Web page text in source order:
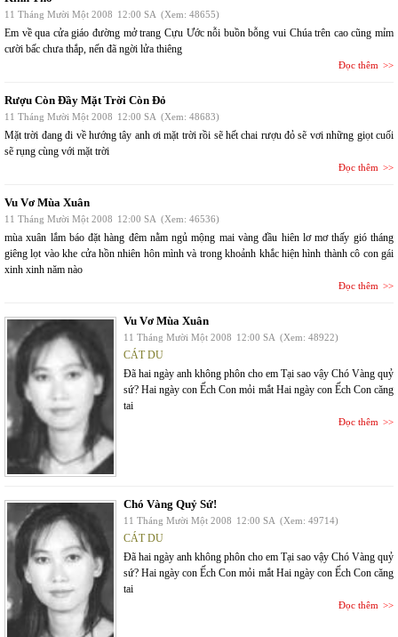
11 Tháng Mười Một 2008 12:00 SA (Xem: 48655)
Em về qua cửa giáo đường mở trang Cựu Ước nỗi buồn bỗng vui Chúa trên cao cũng mỉm
cười bấc chưa thắp, nến đã ngời lửa thiêng
Đọc thêm
Rượu Còn Đầy Mặt Trời Còn Đỏ
11 Tháng Mười Một 2008 12:00 SA (Xem: 48683)
Mặt trời đang đi về hướng tây anh ơi mặt trời rồi sẽ hết chai rượu đỏ sẽ vơi những giọt cuối
sẽ rụng cùng với mặt trời
Đọc thêm
Vu Vơ Mùa Xuân
11 Tháng Mười Một 2008 12:00 SA (Xem: 46536)
mùa xuân lắm báo đặt hàng đêm nằm ngủ mộng mai vàng đầu hiên lơ mơ thấy gió tháng
giêng lọt vào khe cửa hồn nhiên hôn mình và trong khoảnh khắc hiện hình thành cô con gái
xinh xinh năm nào
Đọc thêm
Vu Vơ Mùa Xuân
11 Tháng Mười Một 2008 12:00 SA (Xem: 48922)
CÁT DU
Đã hai ngày anh không phôn cho em Tại sao vậy Chó Vàng quỷ
sứ? Hai ngày con Ếch Con mỏi mắt Hai ngày con Ếch Con căng
tai
Đọc thêm
Chó Vàng Quỷ Sứ!
11 Tháng Mười Một 2008 12:00 SA (Xem: 49714)
CÁT DU
Đã hai ngày anh không phôn cho em Tại sao vậy Chó Vàng quỷ
sứ? Hai ngày con Ếch Con mỏi mắt Hai ngày con Ếch Con căng
tai
Đọc thêm